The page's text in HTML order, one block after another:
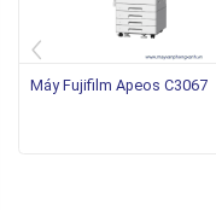
Máy Fujifilm Apeos C3067